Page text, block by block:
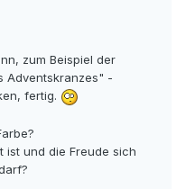
zum Beispiel der
Adventskranzes" -
fertig.
ist und die Freude sich